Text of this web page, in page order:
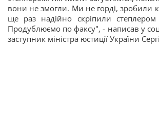
вони не змогли. Ми не горді, зробили
ще раз надійно скріпили степлером
Продублюємо по факсу", - написав у
заступник міністра юстиції України